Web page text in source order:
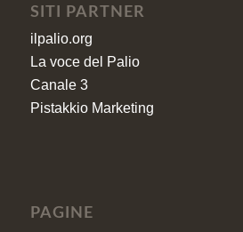
SITI PARTNER
ilpalio.org
La voce del Palio
Canale 3
Pistakkio Marketing
PAGINE